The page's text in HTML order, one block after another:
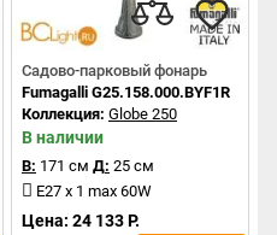
Садово-парковый фонарь
Fumagalli G25.158.000.BYF1R
Коллекция: Globe 250
В наличии
В: 171 см Д: 25 см
E27 x 1 max 60W
Цена: 24 133 Р.